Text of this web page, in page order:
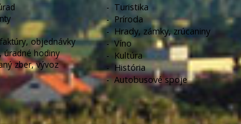
objednávky
úradné hodiny
zber, vývoz
- Turistika
- Príroda
-Hrady, zámky, zrúcaniny
-Víno
- Kultúra
- História
-Autobusové spoje